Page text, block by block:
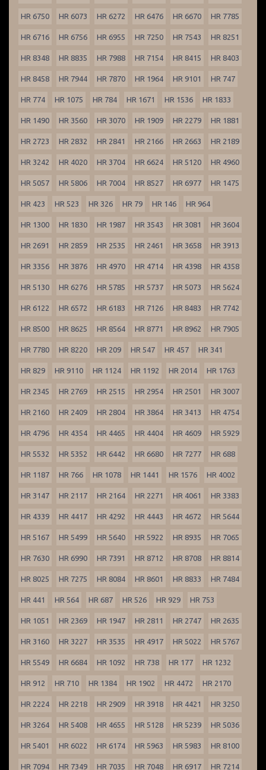
HR 6750 HR 6073 HR 6272 HR 6476 HR 6670 HR 7785
HR 6716 HR 6756 HR 6955 HR 7250 HR 7543 HR 8251
HR 8348 HR 8835 HR 7988 HR 7154 HR 8415 HR 8403
HR 8458 HR 7944 HR 7870 HR 1964 HR 9101 HR 747
HR 774 HR 1075 HR 784 HR 1671 HR 1536 HR 1833
HR 1490 HR 3560 HR 3070 HR 1909 HR 2279 HR 1881
HR 2723 HR 2832 HR 2841 HR 2166 HR 2663 HR 2189
HR 3242 HR 4020 HR 3704 HR 6624 HR 5120 HR 4960
HR 5057 HR 5806 HR 7004 HR 8527 HR 6977 HR 1475
HR 423 HR 523 HR 326 HR 79 HR 146 HR 964
HR 1300 HR 1830 HR 1987 HR 3543 HR 3081 HR 3604
HR 2691 HR 2859 HR 2535 HR 2461 HR 3658 HR 3913
HR 3356 HR 3876 HR 4970 HR 4714 HR 4398 HR 4358
HR 5130 HR 6276 HR 5785 HR 5737 HR 5073 HR 5624
HR 6122 HR 6572 HR 6183 HR 7126 HR 8483 HR 7742
HR 8500 HR 8625 HR 8564 HR 8771 HR 8962 HR 7905
HR 7780 HR 8220 HR 209 HR 547 HR 457 HR 341
HR 829 HR 9110 HR 1124 HR 1192 HR 2014 HR 1763
HR 2345 HR 2769 HR 2515 HR 2954 HR 2501 HR 3007
HR 2160 HR 2409 HR 2804 HR 3864 HR 3413 HR 4754
HR 4796 HR 4354 HR 4465 HR 4404 HR 4609 HR 5929
HR 5532 HR 5352 HR 6442 HR 6680 HR 7277 HR 688
HR 1187 HR 766 HR 1078 HR 1441 HR 1576 HR 4002
HR 3147 HR 2117 HR 2164 HR 2271 HR 4061 HR 3383
HR 4339 HR 4417 HR 4292 HR 4443 HR 4672 HR 5644
HR 5167 HR 5499 HR 5640 HR 5922 HR 8935 HR 7065
HR 7630 HR 6990 HR 7391 HR 8712 HR 8708 HR 8814
HR 8025 HR 7275 HR 8084 HR 8601 HR 8833 HR 7484
HR 441 HR 564 HR 687 HR 526 HR 929 HR 753
HR 1051 HR 2369 HR 1947 HR 2811 HR 2747 HR 2635
HR 3160 HR 3227 HR 3535 HR 4917 HR 5022 HR 5767
HR 5549 HR 6684 HR 1092 HR 738 HR 177 HR 1232
HR 912 HR 710 HR 1384 HR 1902 HR 4472 HR 2170
HR 2224 HR 2218 HR 2909 HR 3918 HR 4421 HR 3250
HR 3264 HR 5408 HR 4655 HR 5128 HR 5239 HR 5036
HR 5401 HR 6022 HR 6174 HR 5963 HR 5983 HR 8100
HR 7094 HR 7349 HR 7035 HR 7048 HR 6917 HR 7214